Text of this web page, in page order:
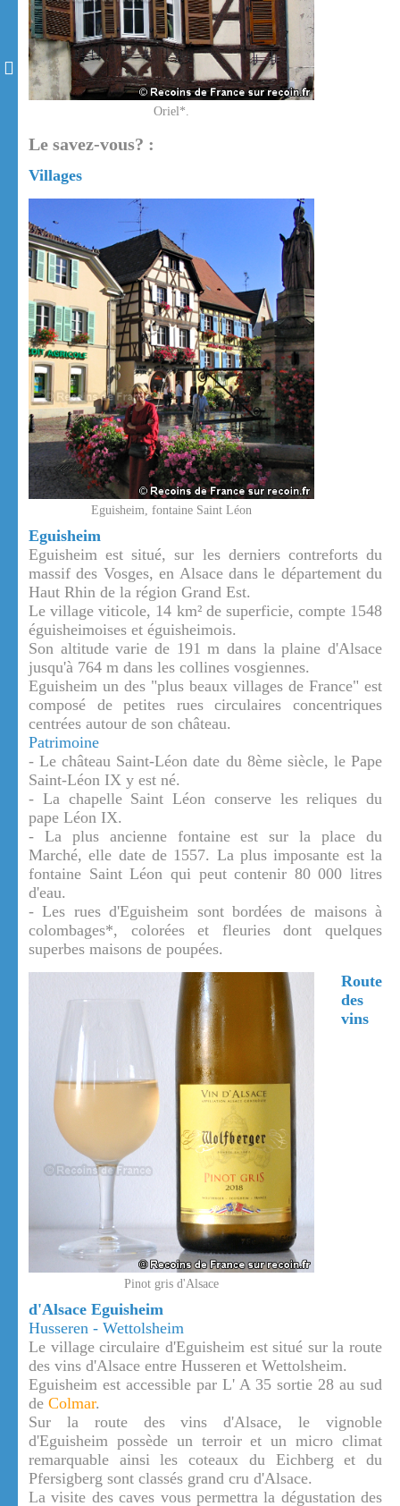
Oriel*.
Le savez-vous? :
Villages
Eguisheim, fontaine Saint Léon
Eguisheim
Eguisheim est situé, sur les derniers contreforts du
massif des Vosges, en Alsace dans le département du
Haut Rhin de la région Grand Est.
Le village viticole, 14 km² de superficie, compte 1548
éguisheimoises et éguisheimois.
Son altitude varie de 191 m dans la plaine d'Alsace
jusqu'à 764 m dans les collines vosgiennes.
Eguisheim un des "plus beaux villages de France" est
composé de petites rues circulaires concentriques
centrées autour de son château.
Patrimoine
- Le château Saint-Léon date du 8ème siècle, le Pape
Saint-Léon IX y est né.
- La chapelle Saint Léon conserve les reliques du
pape Léon IX.
- La plus ancienne fontaine est sur la place du
Marché, elle date de 1557. La plus imposante est la
fontaine Saint Léon qui peut contenir 80 000 litres
d'eau.
- Les rues d'Eguisheim sont bordées de maisons à
colombages*, colorées et fleuries dont quelques
superbes maisons de poupées.
Pinot gris d'Alsace
Route
des
vins
d'Alsace Eguisheim
Husseren - Wettolsheim
Le village circulaire d'Eguisheim est situé sur la route
des vins d'Alsace entre Husseren et Wettolsheim.
Eguisheim est accessible par L' A 35 sortie 28 au sud
de Colmar.
Sur la route des vins d'Alsace, le vignoble
d'Eguisheim possède un terroir et un micro climat
remarquable ainsi les coteaux du Eichberg et du
Pfersigberg sont classés grand cru d'Alsace.
La visite des caves vous permettra la dégustation des